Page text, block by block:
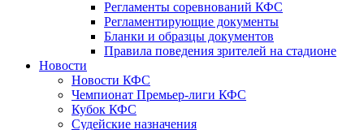
Регламенты соревнований КФС
Регламентирующие документы
Бланки и образцы документов
Правила поведения зрителей на стадионе
Новости
Новости КФС
Чемпионат Премьер-лиги КФС
Кубок КФС
Судейские назначения